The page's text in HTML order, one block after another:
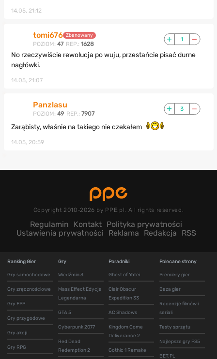
14.05, 21:12
tomi676 Zbanowany
POZIOM: 47 REP.: 1628
1
No rzeczywiście rewolucja po wuju, przestańcie pisać durne
nagłówki.
14.05, 21:07
Panzlasu
POZIOM: 49 REP.: 7907
3
Zarąbisty, właśnie na takiego nie czekałem
14.05, 20:59
Copyright 2010-2026 by PPE.pl. All rights reserved.
Regulamin Kontakt Polityka prywatności
Ustawienia prywatności
Reklama Redakcja RSS
Ranking Gier
Gry samochodowe
Gry zręcznościowe
Gry FPP
Gry przygodowe
Gry akcji
Gry RPG
Gry
Wiedźmin 3
Mass Effect Edycja
Legendarna
GTA 5
Cyberpunk 2077
Red Dead
Redemption 2
Poradniki
Ghost of Yotei
Clair Obscur
Expedition 33
AC Shadows
Kingdom Come
Deliverance 2
Gothic 1 Remake
Polecane strony
Premiery gier
Baza gier
Recenzje filmów i
seriali
Testy sprzętu
Najlepsze gry PS5
BET.PL